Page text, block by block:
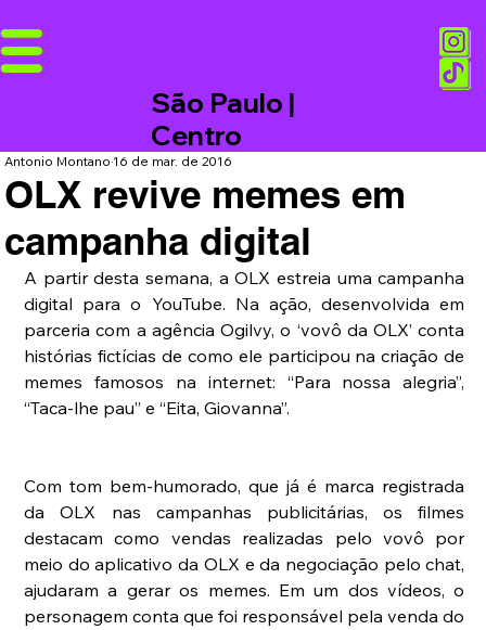
São Paulo |
Centro
OLX revive memes em
campanha digital
Antonio Montano16 de mar. de 2016
A partir desta semana, a OLX estreia uma campanha
digital para o YouTube. Na ação, desenvolvida em
parceria com a agência Ogilvy, o ‘vovô da OLX’ conta
histórias fictícias de como ele participou na criação de
memes famosos na internet: “Para nossa alegria”,
“Taca-lhe pau” e “Eita, Giovanna”.
Com tom bem-humorado, que já é marca registrada
da OLX nas campanhas publicitárias, os filmes
destacam como vendas realizadas pelo vovô por
meio do aplicativo da OLX e da negociação pelo chat,
ajudaram a gerar os memes. Em um dos vídeos, o
personagem conta que foi responsável pela venda do